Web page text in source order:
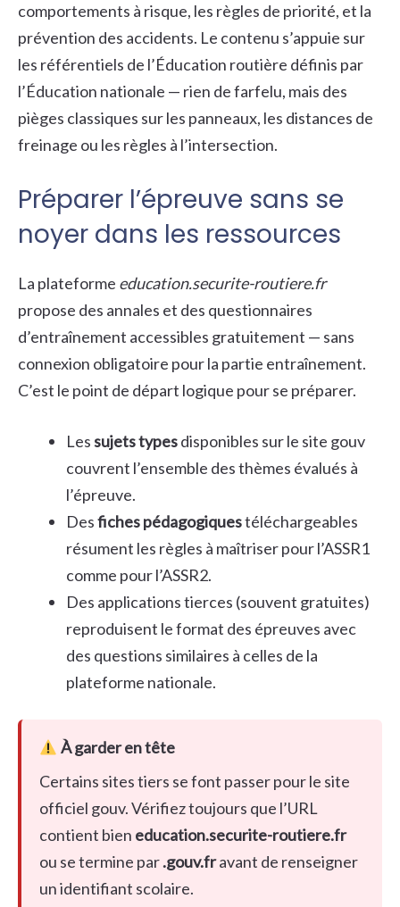
comportements à risque, les règles de priorité, et la
prévention des accidents. Le contenu s’appuie sur
les référentiels de l’Éducation routière définis par
l’Éducation nationale — rien de farfelu, mais des
pièges classiques sur les panneaux, les distances de
freinage ou les règles à l’intersection.
Préparer l’épreuve sans se
noyer dans les ressources
La plateforme education.securite-routiere.fr
propose des annales et des questionnaires
d’entraînement accessibles gratuitement — sans
connexion obligatoire pour la partie entraînement.
C’est le point de départ logique pour se préparer.
Lessujets typesdisponibles sur le site gouv
couvrent l’ensemble des thèmes évalués à
l’épreuve.
Desfiches pédagogiquestéléchargeables
résument les règles à maîtriser pour l’ASSR1
comme pour l’ASSR2.
Des applications tierces (souvent gratuites)
reproduisent le format des épreuves avec
des questions similaires à celles de la
plateforme nationale.
À garder en tête
Certains sites tiers se font passer pour le site
officiel gouv. Vérifiez toujours que l’URL
contient bien education.securite-routiere.fr
ou se termine par.gouv.fravant de renseigner
un identifiant scolaire.